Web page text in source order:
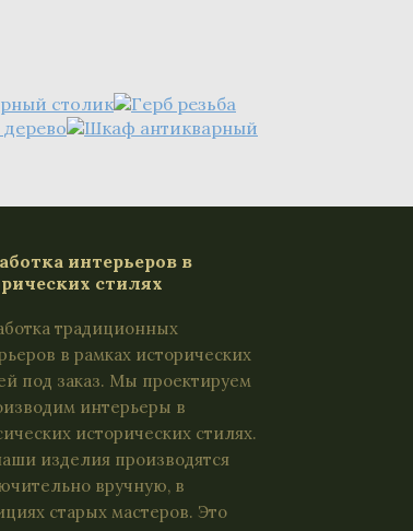
интерьеров в
стилях
традиционных
в рамках исторических
под заказ. Мы проектируем
интерьеры в
исторических стилях.
изделия производятся
вручную, в
старых мастеров. Это